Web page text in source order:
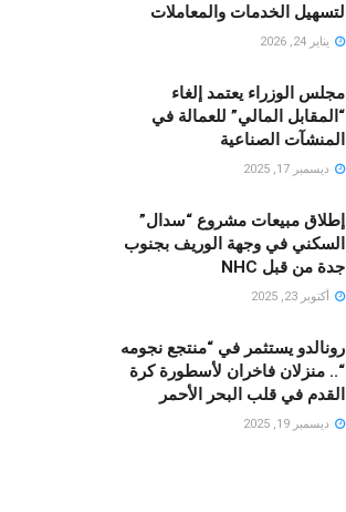
لتسهيل الخدمات والمعاملات
يناير 24, 2026
مجلس الوزراء يعتمد إلغاء
“المقابل المالي” للعمالة في
المنشآت الصناعية
ديسمبر 17, 2025
إطلاق مبيعات مشروع “سدال”
السكني في وجهة الوريف بجنوب
جدة من قبل NHC
أكتوبر 23, 2025
رونالدو يستثمر في “منتجع نجومه
“.. منزلان فاخران لأسطورة كرة
القدم في قلب البحر الأحمر
ديسمبر 19, 2025